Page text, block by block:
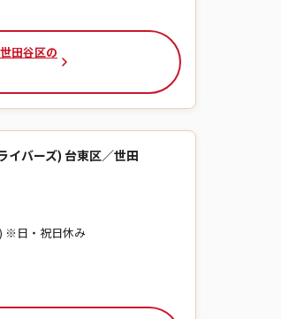
田谷区の
イバーズ) 台東区／世田
※日・祝日休み